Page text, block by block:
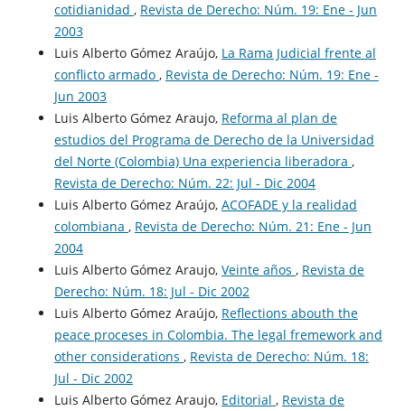
cotidianidad , Revista de Derecho: Núm. 19: Ene - Jun
2003
Luis Alberto Gómez Araújo, La Rama Judicial frente al
conflicto armado , Revista de Derecho: Núm. 19: Ene -
Jun 2003
Luis Alberto Gómez Araujo, Reforma al plan de
estudios del Programa de Derecho de la Universidad
del Norte (Colombia) Una experiencia liberadora ,
Revista de Derecho: Núm. 22: Jul - Dic 2004
Luis Alberto Gómez Araújo, ACOFADE y la realidad
colombiana , Revista de Derecho: Núm. 21: Ene - Jun
2004
Luis Alberto Gómez Araujo, Veinte años , Revista de
Derecho: Núm. 18: Jul - Dic 2002
Luis Alberto Gómez Araújo, Reflections abouth the
peace proceses in Colombia. The legal fremework and
other considerations , Revista de Derecho: Núm. 18:
Jul - Dic 2002
Luis Alberto Gómez Araujo, Editorial , Revista de